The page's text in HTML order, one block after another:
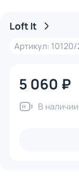
Loft It
Артикул:
5 060 ₽
В